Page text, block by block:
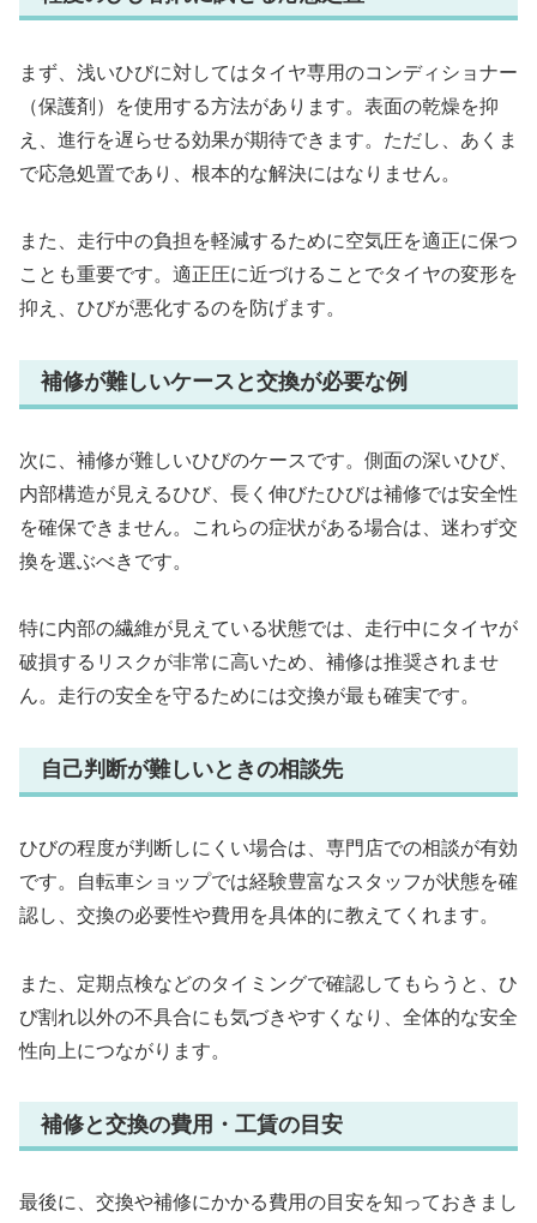
まず、浅いひびに対してはタイヤ専用のコンディショナー
（保護剤）を使用する方法があります。表面の乾燥を抑
え、進行を遅らせる効果が期待できます。ただし、あくま
で応急処置であり、根本的な解決にはなりません。
また、走行中の負担を軽減するために空気圧を適正に保つ
ことも重要です。適正圧に近づけることでタイヤの変形を
抑え、ひびが悪化するのを防げます。
補修が難しいケースと交換が必要な例
次に、補修が難しいひびのケースです。側面の深いひび、
内部構造が見えるひび、長く伸びたひびは補修では安全性
を確保できません。これらの症状がある場合は、迷わず交
換を選ぶべきです。
特に内部の繊維が見えている状態では、走行中にタイヤが
破損するリスクが非常に高いため、補修は推奨されませ
ん。走行の安全を守るためには交換が最も確実です。
自己判断が難しいときの相談先
ひびの程度が判断しにくい場合は、専門店での相談が有効
です。自転車ショップでは経験豊富なスタッフが状態を確
認し、交換の必要性や費用を具体的に教えてくれます。
また、定期点検などのタイミングで確認してもらうと、ひ
び割れ以外の不具合にも気づきやすくなり、全体的な安全
性向上につながります。
補修と交換の費用・工賃の目安
最後に、交換や補修にかかる費用の目安を知っておきまし